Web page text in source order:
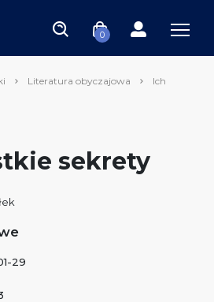
0
Literatura obyczajowa
Ich
sekrety
29